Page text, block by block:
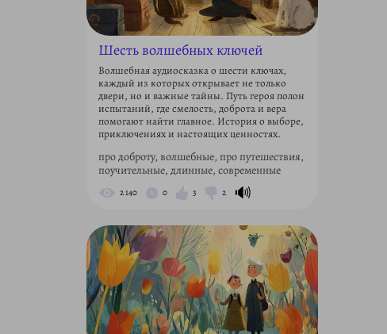
Шесть волшебных ключей
Волшебная аудиосказка о шести ключах,
каждый из которых открывает не только
двери, но и важные тайны. Путь героя полон
испытаний, где смелость, доброта и вера
помогают найти главное. История о выборе,
приключениях и настоящих ценностях.
про доброту, волшебные, про путешествия,
поучительные, длинные, современные
2 140 0 3 2 🔊